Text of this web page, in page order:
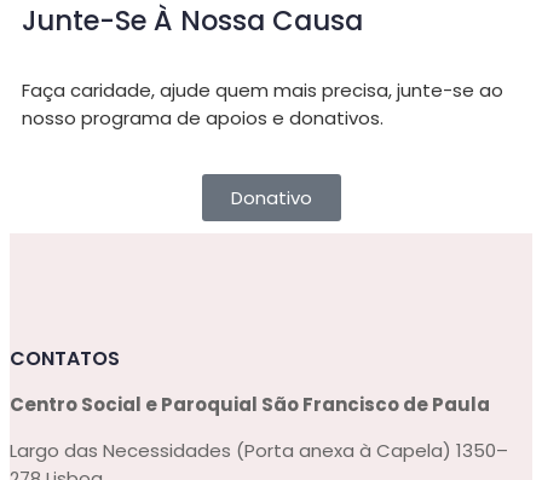
Junte-Se À Nossa Causa
Faça caridade, ajude quem mais precisa, junte-se ao
nosso programa de apoios e donativos.
Donativo
CONTATOS
Centro Social e Paroquial São Francisco de Paula
Largo das Necessidades (Porta anexa à Capela) 1350–